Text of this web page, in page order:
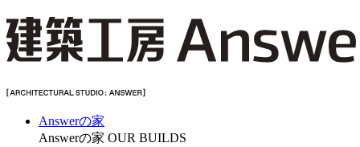
Answerの家
Answerの家 OUR BUILDS